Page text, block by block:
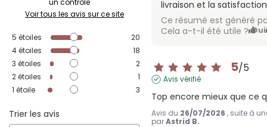
Voir tous les avis sur ce site
5 étoiles
20
4étoiles
18
3 étoiles
2
2étoiles
1
1 étoile 3
Trier les avis
livraison et la
Ce résumé est généré
Cela a-t-il été utile ? Oui
5/5
Avis vérifié
Top encore mieux que ce
Avis du 26/07/2026 , suite à
parAstrid B.